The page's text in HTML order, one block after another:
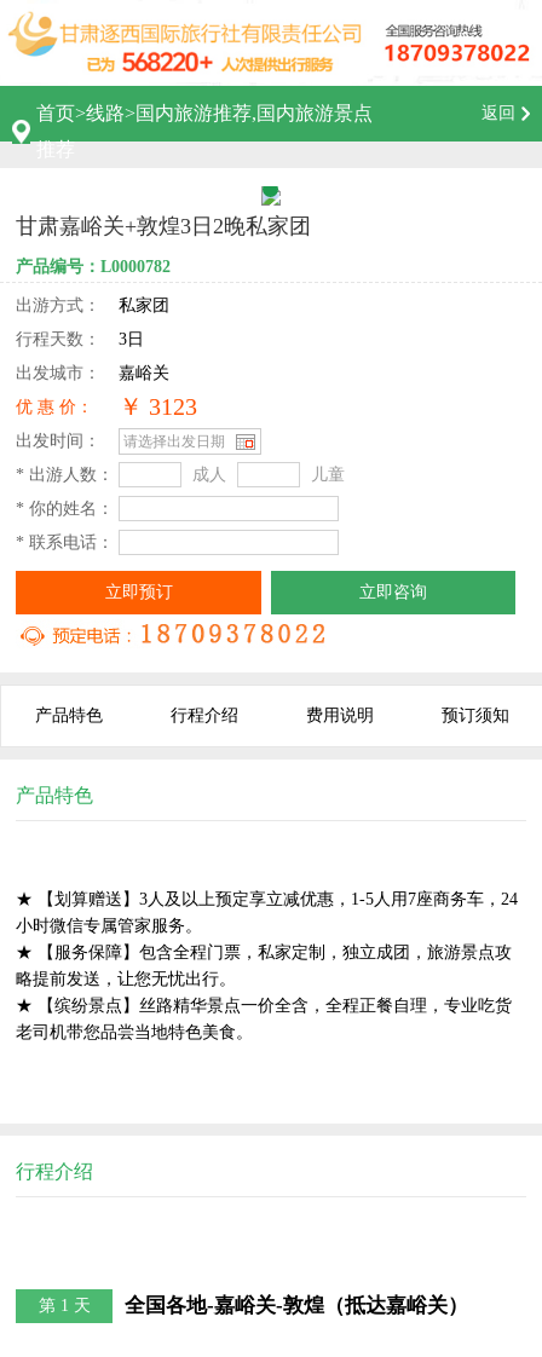
首页>线路>国内旅游推荐,国内旅游景点
返回
甘肃嘉峪关+敦煌3日2晚私家团
产品编号：L0000782
出游方式：
私家团
行程天数：
3日
出发城市：
嘉峪关
优 惠 价：
￥ 3123
出发时间：
* 出游人数：
成人
儿童
* 你的姓名：
* 联系电话：
立即预订 立即咨询
产品特色 行程介绍 费用说明 预订须知
产品特色
★ 【划算赠送】3人及以上预定享立减优惠，1-5人用7座商务车，24
小时微信专属管家服务。
★ 【服务保障】包含全程门票，私家定制，独立成团，旅游景点攻
略提前发送，让您无忧出行。
★ 【缤纷景点】丝路精华景点一价全含，全程正餐自理，专业吃货
老司机带您品尝当地特色美食。
行程介绍
第 1 天 全国各地-嘉峪关-敦煌（抵达嘉峪关）